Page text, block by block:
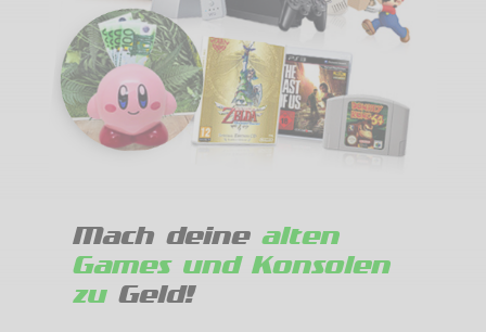
Mach deine alten
Games und Konsolen
zuGeld!